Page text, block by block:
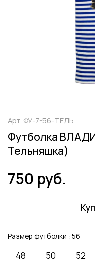
Арт. ФУ-7-56-ТЕЛЬ
Футболка
Тельняшка)
750 руб.
Размер футболки : 56
48 50 52